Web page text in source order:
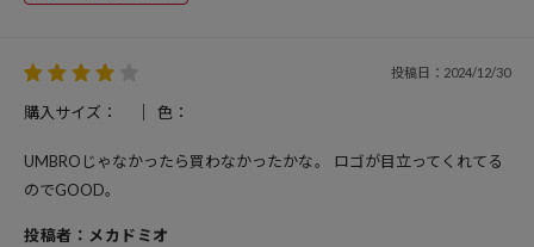
投稿日：2024/12/30
購入サイズ： 色：
UMBROじゃなかったら買わなかったかな。 ロゴが目立ってくれてる
のでGOOD。
投稿者：メカドミオ